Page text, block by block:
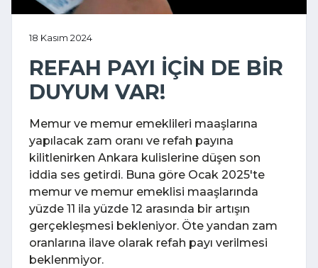
18 Kasım 2024
REFAH PAYI İÇİN DE BİR
DUYUM VAR!
Memur ve memur emeklileri maaşlarına
yapılacak zam oranı ve refah payına
kilitlenirken Ankara kulislerine düşen son
iddia ses getirdi. Buna göre Ocak 2025'te
memur ve memur emeklisi maaşlarında
yüzde 11 ila yüzde 12 arasında bir artışın
gerçekleşmesi bekleniyor. Öte yandan zam
oranlarına ilave olarak refah payı verilmesi
beklenmiyor.